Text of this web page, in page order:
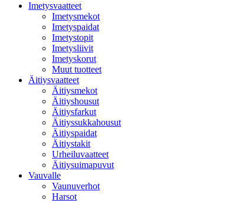
Imetysvaatteet
Imetysmekot
Imetyspaidat
Imetystopit
Imetysliivit
Imetyskorut
Muut tuotteet
Äitiysvaatteet
Äitiysmekot
Äitiyshousut
Äitiysfarkut
Äitiyssukkahousut
Äitiyspaidat
Äitiystakit
Urheiluvaatteet
Äitiysuimapuvut
Vauvalle
Vaunuverhot
Harsot